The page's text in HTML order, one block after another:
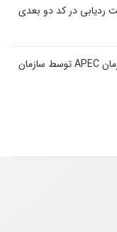
ردیابی در کد دو بعدی
تسهیل اجرای طرح آزمایشی زنجیره تأمین سازمان APEC توسط سازمان